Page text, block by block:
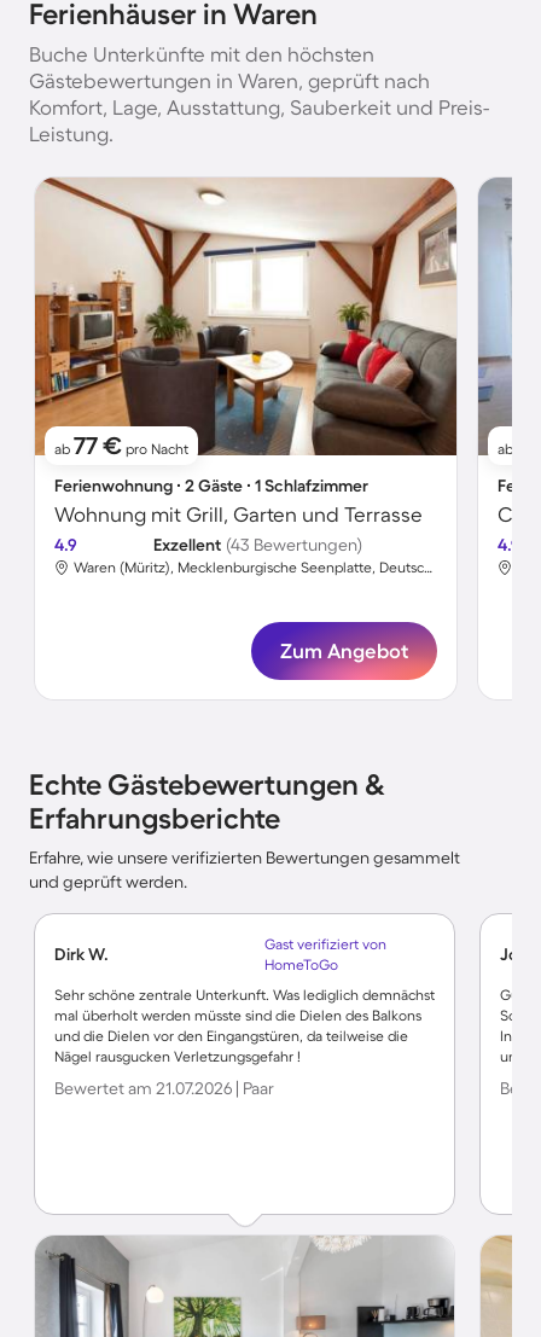
Ferienhäuser in Waren
Buche Unterkünfte mit den höchsten
Gästebewertungen in Waren, geprüft nach
Komfort, Lage, Ausstattung, Sauberkeit und Preis-
Leistung.
ab 77 € pro Nacht
Ferienwohnung ∙ 2 Gäste ∙ 1 Schlafzimmer
Wohnung mit Grill, Garten und Terrasse
4.9 Exzellent (43 Bewertungen)
Waren (Müritz), Mecklenburgische Seenplatte, Deutschland
Zum Angebot
ab
4.9
Echte Gästebewertungen &
Erfahrungsberichte
Erfahre, wie unsere verifizierten Bewertungen gesammelt
und geprüft werden.
Dirk W.
Gast verifiziert von
HomeToGo
Sehr schöne zentrale Unterkunft. Was lediglich demnächst
mal überholt werden müsste sind die Dielen des Balkons
und die Dielen vor den Eingangstüren, da teilweise die
Nägel rausgucken Verletzungsgefahr !
Bewertet am 21.07.2026 | Paar
Gut.
und